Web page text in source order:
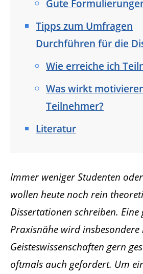
Gute
Tipps zum Umfragen
Durchführen für die
Wie erreiche ich
Was wirkt
Teilnehmer?
Literatur
Immer weniger Studenten
wollen heute noch rein
Dissertationen schreiben. Eine
Praxisnähe wird insbesondere
Geisteswissenschaften gern
oftmals auch gefordert. Um